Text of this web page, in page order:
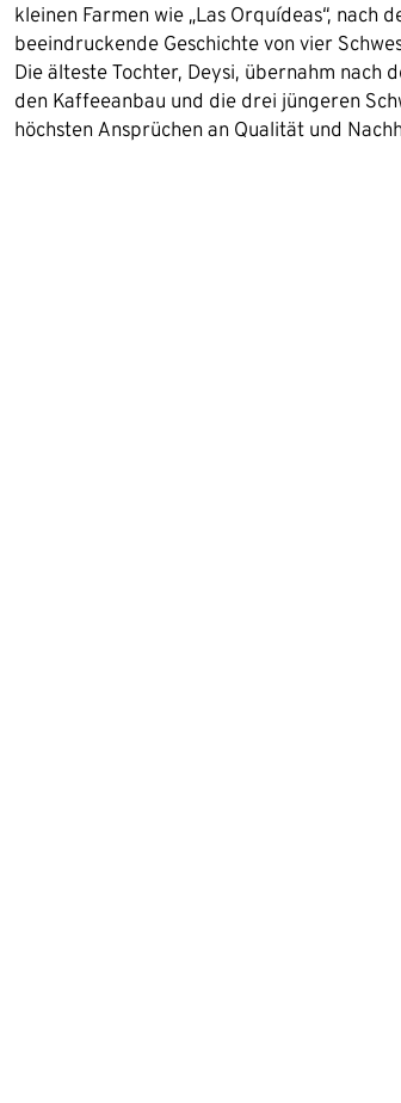
kleinen Farmen wie „Las Orquídeas“,
beeindruckende Geschichte von vier
Die älteste Tochter, Deysi, übernahm
den Kaffeeanbau und die drei jüngeren
höchsten Ansprüchen an Qualität und